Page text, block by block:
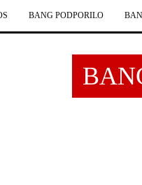
BANG PODPORILO